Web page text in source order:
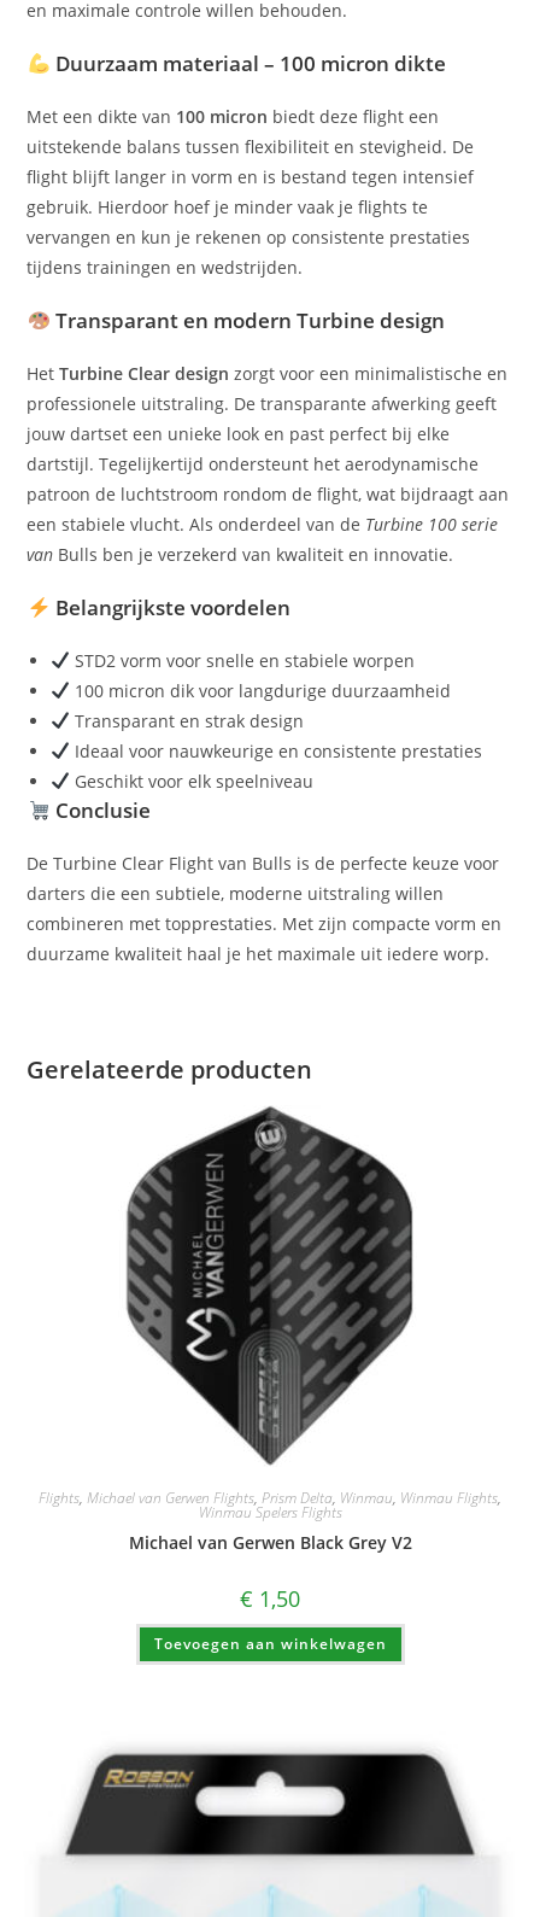
en maximale controle willen behouden.
Duurzaam materiaal – 100 micron dikte
Met een dikte van 100 micron biedt deze flight een
uitstekende balans tussen flexibiliteit en stevigheid. De
flight blijft langer in vorm en is bestand tegen intensief
gebruik. Hierdoor hoef je minder vaak je flights te
vervangen en kun je rekenen op consistente prestaties
tijdens trainingen en wedstrijden.
Transparant en modern Turbine design
HetTurbine Clear design zorgt voor een minimalistische en
professionele uitstraling. De transparante afwerking geeft
jouw dartset een unieke look en past perfect bij elke
dartstijl. Tegelijkertijd ondersteunt het aerodynamische
patroon de luchtstroom rondom de flight, wat bijdraagt aan
een stabiele vlucht. Als onderdeel van de Turbine 100 serie
van Bulls ben je verzekerd van kwaliteit en innovatie.
Belangrijkste voordelen
STD2 vorm voor snelle en stabiele worpen
100 micron dik voor langdurige duurzaamheid
Transparant en strak design
Ideaal voor nauwkeurige en consistente prestaties
Geschikt voor elk speelniveau
Conclusie
De Turbine Clear Flight van Bulls is de perfecte keuze voor
darters die een subtiele, moderne uitstraling willen
combineren met topprestaties. Met zijn compacte vorm en
duurzame kwaliteit haal je het maximale uit iedere worp.
Gerelateerde producten
Flights, Michael van Gerwen Flights, Prism Delta, Winmau, Winmau Flights,
Winmau Spelers Flights
Michael van Gerwen Black Grey V2
€ 1,50
Toevoegen aan winkelwagen